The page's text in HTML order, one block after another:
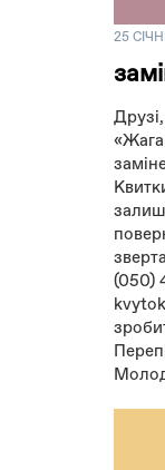
25
«Жага
(050)